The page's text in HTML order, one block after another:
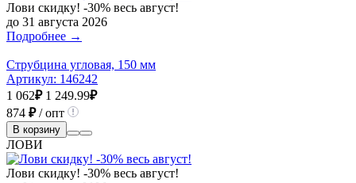
Лови скидку! -30% весь август!
до 31 августа 2026
Подробнее →
Струбцина угловая, 150 мм
Артикул: 146242
1 062₽ 1 249.99₽
874 ₽/ опт
В корзину
ЛОВИ
Лови скидку! -30% весь август!